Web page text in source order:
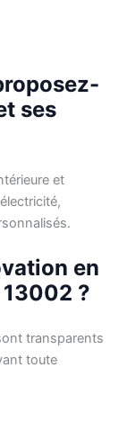
ses
et
en
?
transparents
toute